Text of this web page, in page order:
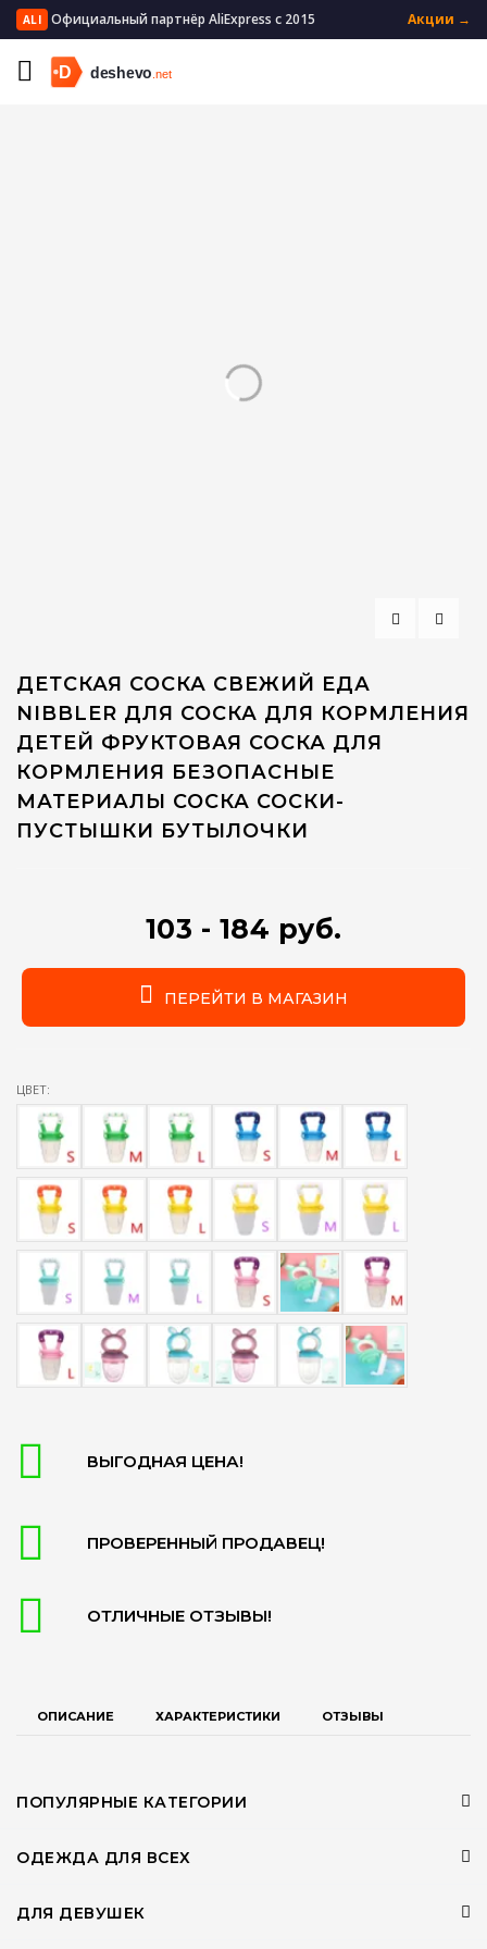
ALI Официальный партнёр AliExpress с 2015 Акции →
Главная Мать и ребенок
Соски и аксессуары
ДЕТСКАЯ СОСКА СВЕЖИЙ ЕДА
NIBBLER ДЛЯ СОСКА ДЛЯ КОРМЛЕНИЯ
ДЕТЕЙ ФРУКТОВАЯ СОСКА ДЛЯ
КОРМЛЕНИЯ БЕЗОПАСНЫЕ
МАТЕРИАЛЫ СОСКА СОСКИ-
ПУСТЫШКИ БУТЫЛОЧКИ
103 - 184 руб.
ПЕРЕЙТИ В МАГАЗИН
ЦВЕТ:
ВЫГОДНАЯ ЦЕНА!
ПРОВЕРЕННЫЙ ПРОДАВЕЦ!
ОТЛИЧНЫЕ ОТЗЫВЫ!
ОПИСАНИЕ ХАРАКТЕРИСТИКИ ОТЗЫВЫ
ПОПУЛЯРНЫЕ КАТЕГОРИИ
ОДЕЖДА ДЛЯ ВСЕХ
ДЛЯ ДЕВУШЕК